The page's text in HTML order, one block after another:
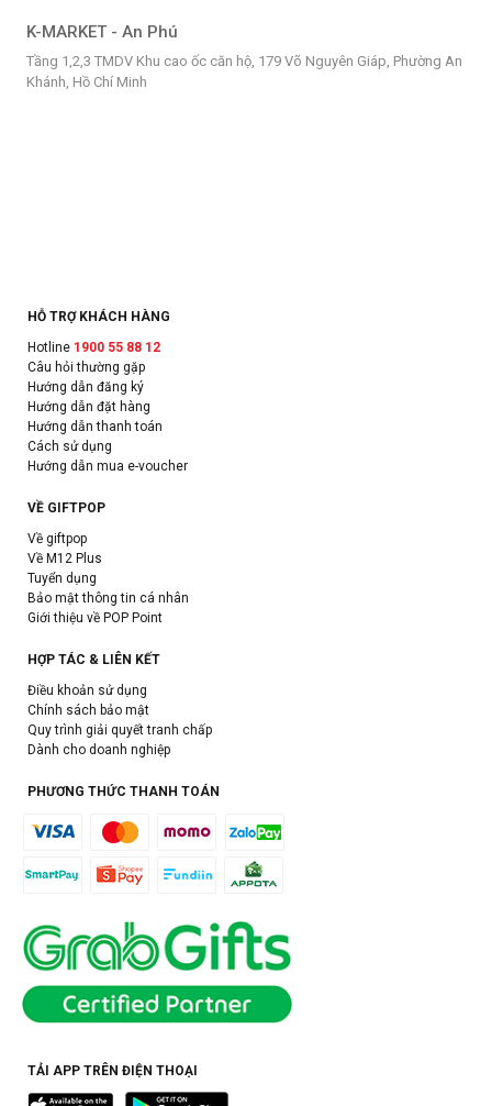
K-MARKET - An Phú
Tầng 1,2,3 TMDV Khu cao ốc căn hộ, 179 Võ Nguyên Giáp, Phường An
Khánh, Hồ Chí Minh
HỖ TRỢ KHÁCH HÀNG
Hotline 1900 55 88 12
Câu hỏi thường gặp
Hướng dẫn đăng ký
Hướng dẫn đặt hàng
Hướng dẫn thanh toán
Cách sử dụng
Hướng dẫn mua e-voucher
VỀ GIFTPOP
Về giftpop
Về M12 Plus
Tuyển dụng
Bảo mật thông tin cá nhân
Giới thiệu về POP Point
HỢP TÁC & LIÊN KẾT
Điều khoản sử dụng
Chính sách bảo mật
Quy trình giải quyết tranh chấp
Dành cho doanh nghiệp
PHƯƠNG THỨC THANH TOÁN
TẢI APP TRÊN ĐIỆN THOẠI